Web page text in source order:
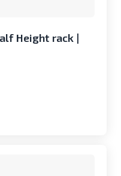
Height rack |